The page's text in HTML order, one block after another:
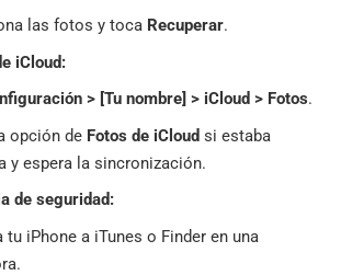
las fotos y toca Recuperar.
iCloud:
> [Tu nombre] > iCloud > Fotos.
opción de Fotos de iCloud si estaba
y espera la sincronización.
de seguridad:
tu iPhone a iTunes o Finder en una